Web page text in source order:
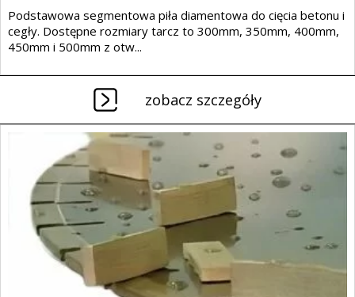
Podstawowa segmentowa piła diamentowa do cięcia betonu i
cegły. Dostępne rozmiary tarcz to 300mm, 350mm, 400mm,
450mm i 500mm z otw...
zobacz szczegóły